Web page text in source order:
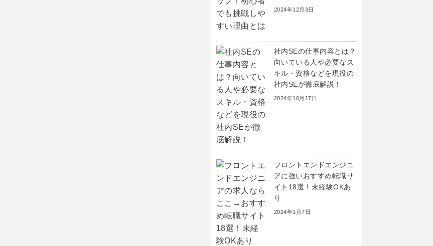
2024年12月3日
社内SEの仕事内容とは？
向いている人や必要なス
キル・資格などを現役の
社内SEが徹底解説！
2024年10月17日
フロントエンドエンジニ
アに強いおすすめ転職サ
イト18選！未経験OKあ
り
2024年1月7日